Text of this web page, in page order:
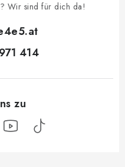
Wir sind für dich da!
414